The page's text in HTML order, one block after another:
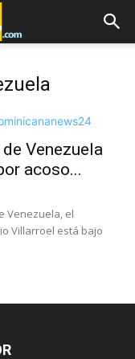
Venezuela
acoso...
Venezuela, el
Villarroel está bajo